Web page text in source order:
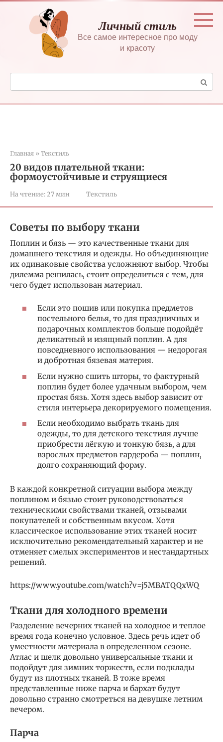
Перейти
контенту
Личный стиль
Все самое интересное про моду
и красоту
Поиск:
Главная » Текстиль
20 видов плательной ткани:
формоустойчивые и струящиеся
На чтение: 27 мин Текстиль
Советы по выбору ткани
Поплин и бязь — это качественные ткани для
домашнего текстиля и одежды. Но объединяющие
их одинаковые свойства усложняют выбор. Чтобы
дилемма решилась, стоит определиться с тем, для
чего будет использован материал.
Если это пошив или покупка предметов
постельного белья, то для праздничных и
подарочных комплектов больше подойдёт
деликатный и изящный поплин. А для
повседневного использования — недорогая
и добротная бязевая материя.
Если нужно сшить шторы, то фактурный
поплин будет более удачным выбором, чем
простая бязь. Хотя здесь выбор зависит от
стиля интерьера декорируемого помещения.
Если необходимо выбрать ткань для
одежды, то для детского текстиля лучше
приобрести лёгкую и тонкую бязь, а для
взрослых предметов гардероба — поплин,
долго сохраняющий форму.
В каждой конкретной ситуации выбора между
поплином и бязью стоит руководствоваться
техническими свойствами тканей, отзывами
покупателей и собственным вкусом. Хотя
классическое использование этих тканей носит
исключительно рекомендательный характер и не
отменяет смелых экспериментов и нестандартных
решений.
https://www.youtube.com/watch?v=j5MBATQQxWQ
Ткани для холодного времени
Разделение вечерних тканей на холодное и теплое
время года конечно условное. Здесь речь идет об
уместности материала в определенном сезоне.
Атлас и шелк довольно универсальные ткани и
подойдут для зимних торжеств, если подклады
будут из плотных тканей. В тоже время
представленные ниже парча и бархат будут
довольно странно смотреться на девушке летним
вечером.
Парча